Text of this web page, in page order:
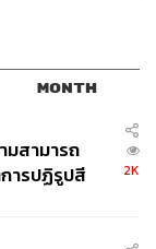
MONTH
มสามารถ
ารปฏิรูปสี
2K